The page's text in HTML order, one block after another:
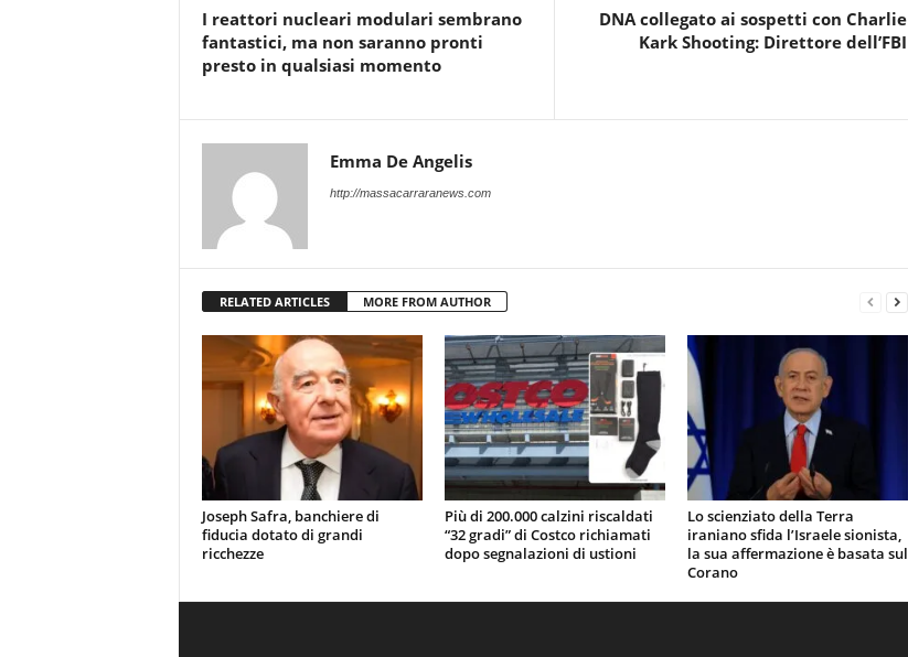
I reattori nucleari modulari sembrano
fantastici, ma non saranno pronti
presto in qualsiasi momento
DNA collegato ai sospetti con Charlie
Kark Shooting: Direttore dell’FBI
Emma De Angelis
http://massacarraranews.com
RELATED ARTICLES MORE FROM AUTHOR
Joseph Safra, banchiere di
fiducia dotato di grandi
ricchezze
Più di 200.000 calzini riscaldati
“32 gradi” di Costco richiamati
dopo segnalazioni di ustioni
Lo scienziato della Terra
iraniano sfida l’Israele sionista,
la sua affermazione è basata sul
Corano